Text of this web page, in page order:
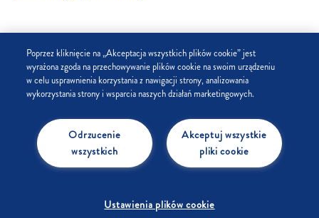
USTAWIENIA PLIKÓW COOKIE
PRYWATNOŚĆ
Poprzez kliknięcie na „Akceptacja wszystkich plików cookie” jest
wyrażona zgoda na przechowywanie plików cookie na swoim urządzeniu
w celu usprawnienia korzystania z nawigacji strony, analizowania
wykorzystania strony i wsparcia naszych działań marketingowych.
Akceptuj wszystkie
pliki cookie
Odrzucenie
wszystkich
Ustawienia plików cookie